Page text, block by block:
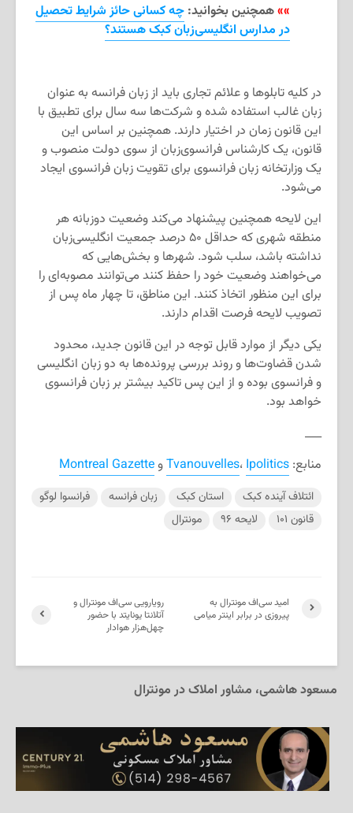
»»همچنین بخوانید: چه کسانی حائز شرایط تحصیل
در مدارس انگلیسی‌زبان کبک هستند؟
در کلیه تابلوها و علائم تجاری باید از زبان فرانسه به‌ عنوان
زبان غالب استفاده‌ شده و شرکت‌ها سه سال برای تطبیق با
این قانون زمان در اختیار دارند. همچنین بر اساس این
قانون، یک کارشناس فرانسوی‌زبان از سوی دولت منصوب و
یک وزارتخانه زبان فرانسوی برای تقویت زبان فرانسوی ایجاد
می‌شود.
این لایحه همچنین پیشنهاد می‌کند وضعیت دوزبانه هر
منطقه شهری که حداقل ۵۰ درصد جمعیت انگلیسی‌زبان
نداشته باشد، سلب شود. شهرها و بخش‌هایی که
می‌خواهند وضعیت خود را حفظ کنند می‌توانند مصوبه‌ای را
برای این منظور اتخاذ کنند. این مناطق، تا چهار ماه پس از
تصویب لایحه فرصت اقدام دارند.
یکی دیگر از موارد قابل‌ توجه در این قانون جدید، محدود
شدن قضاوت‌ها و روند بررسی پرونده‌ها به دو زبان انگلیسی
و فرانسوی بوده و از این‌ پس تاکید بیشتر بر زبان فرانسوی
خواهد بود.
___
منابع: Ipolitics ،TvanouvellesوMontreal Gazette
ائتلاف آینده کبک استان کبک زبان فرانسه
فرانسوا لوگو
قانون ۱۰۱
لایحه ۹۶ مونترال
رویارویی سی‌اف مونترال و
آتلانتا یونایتد با حضور
چهل‌هزار هوادار
امید سی‌اف مونترال به
پیروزی در برابر اینتر میامی
مسعود هاشمی، مشاور املاک در مونترال